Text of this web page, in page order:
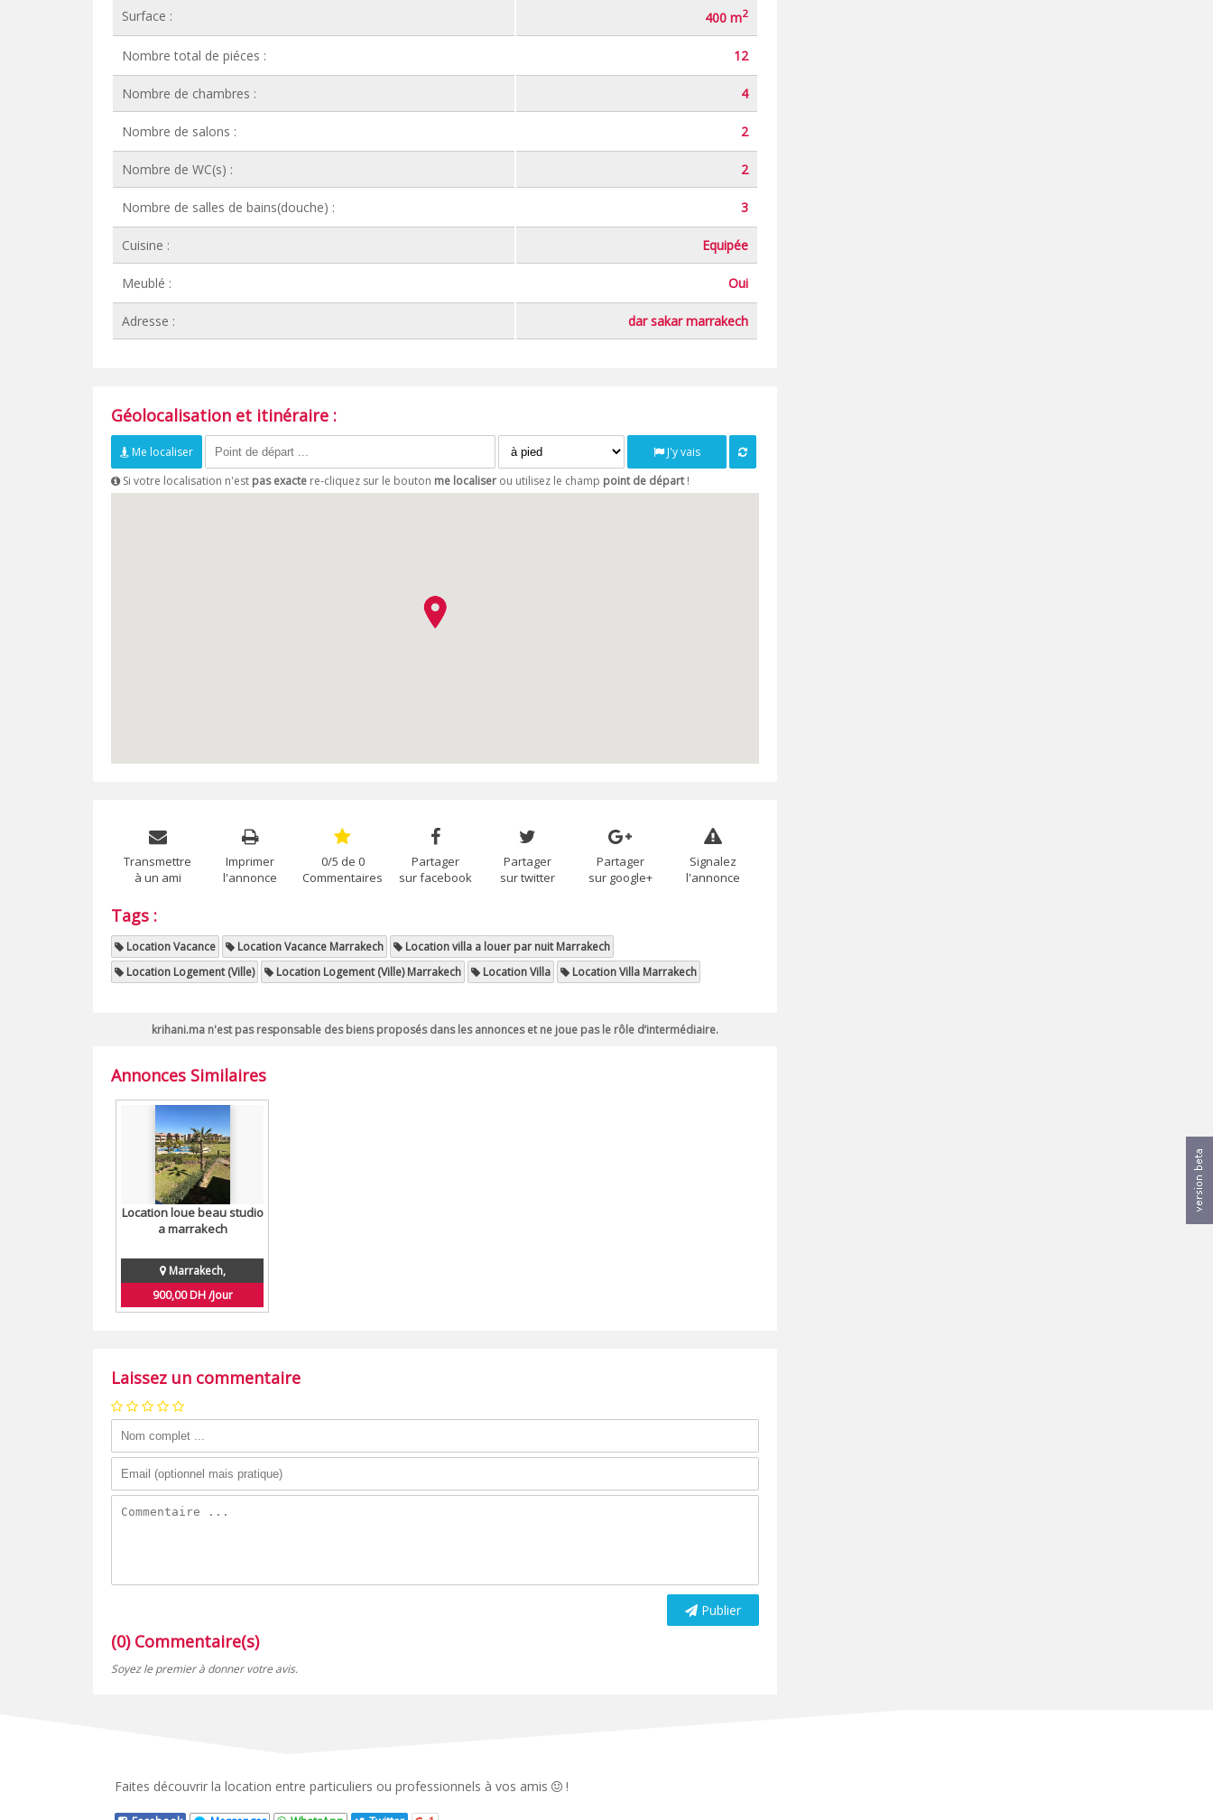
Surface : 400 m2
Nombre total de piéces : 12
Nombre de chambres : 4
Nombre de salons : 2
Nombre de WC(s) : 2
Nombre de salles de bains(douche) : 3
Cuisine : Equipée
Meublé : Oui
Adresse : dar sakar marrakech
Géolocalisation et itinéraire :
Me localiser
J'y vais
Si votre localisation n'est pas exacte re-cliquez sur le bouton me localiser ou utilisez le champ point de départ!
Transmettre
à un ami
Imprimer
l'annonce
0/5 de 0
Commentaires
Partager
sur facebook
Partager
sur twitter
Partager
sur google+
Signalez
l'annonce
Tags :
Location Vacance Location Vacance Marrakech
Location villa a louer par nuit Marrakech
Location Logement (Ville)
Location Logement (Ville) Marrakech Location Villa Location Villa Marrakech
krihani.ma n'est pas responsable des biens proposés dans les annonces et ne joue pas le rôle d’intermédiaire.
Annonces Similaires
Location loue beau studio
a marrakech
Marrakech,
900,00 DH /Jour
Laissez un commentaire
Publier
(0) Commentaire(s)
Soyez le premier à donner votre avis.
Faites découvrir la location entre particuliers ou professionnels à vos amis !